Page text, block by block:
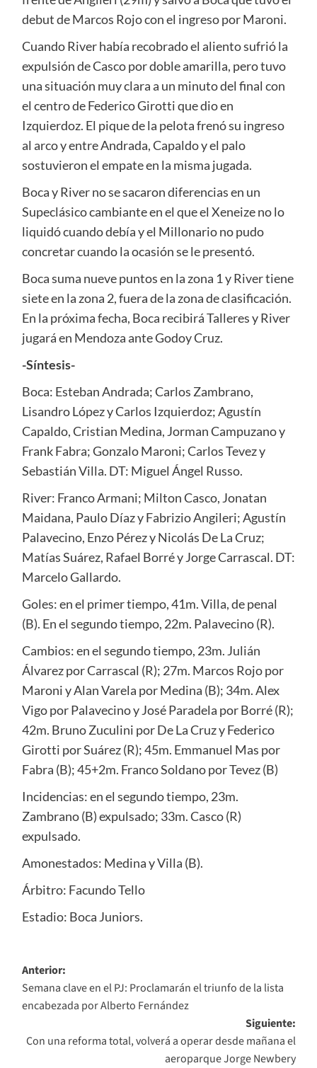
debut de Marcos Rojo con el ingreso por Maroni.
Cuando River había recobrado el aliento sufrió la
expulsión de Casco por doble amarilla, pero tuvo
una situación muy clara a un minuto del final con
el centro de Federico Girotti que dio en
Izquierdoz. El pique de la pelota frenó su ingreso
al arco y entre Andrada, Capaldo y el palo
sostuvieron el empate en la misma jugada.
Boca y River no se sacaron diferencias en un
Supeclásico cambiante en el que el Xeneize no lo
liquidó cuando debía y el Millonario no pudo
concretar cuando la ocasión se le presentó.
Boca suma nueve puntos en la zona 1 y River tiene
siete en la zona 2, fuera de la zona de clasificación.
En la próxima fecha, Boca recibirá Talleres y River
jugará en Mendoza ante Godoy Cruz.
-Síntesis-
Boca: Esteban Andrada; Carlos Zambrano,
Lisandro López y Carlos Izquierdoz; Agustín
Capaldo, Cristian Medina, Jorman Campuzano y
Frank Fabra; Gonzalo Maroni; Carlos Tevez y
Sebastián Villa. DT: Miguel Ángel Russo.
River: Franco Armani; Milton Casco, Jonatan
Maidana, Paulo Díaz y Fabrizio Angileri; Agustín
Palavecino, Enzo Pérez y Nicolás De La Cruz;
Matías Suárez, Rafael Borré y Jorge Carrascal. DT:
Marcelo Gallardo.
Goles: en el primer tiempo, 41m. Villa, de penal
(B). En el segundo tiempo, 22m. Palavecino (R).
Cambios: en el segundo tiempo, 23m. Julián
Álvarez por Carrascal (R); 27m. Marcos Rojo por
Maroni y Alan Varela por Medina (B); 34m. Alex
Vigo por Palavecino y José Paradela por Borré (R);
42m. Bruno Zuculini por De La Cruz y Federico
Girotti por Suárez (R); 45m. Emmanuel Mas por
Fabra (B); 45+2m. Franco Soldano por Tevez (B)
Incidencias: en el segundo tiempo, 23m.
Zambrano (B) expulsado; 33m. Casco (R)
expulsado.
Amonestados: Medina y Villa (B).
Árbitro: Facundo Tello
Estadio: Boca Juniors.
Navegación
de
entradas
Anterior:
Semana clave en el PJ: Proclamarán el triunfo de la lista
encabezada por Alberto Fernández
Siguiente:
Con una reforma total, volverá a operar desde mañana el
aeroparque Jorge Newbery